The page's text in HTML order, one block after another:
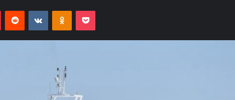
PinterestReddit VKontakteOdnoklassniki
Pocket